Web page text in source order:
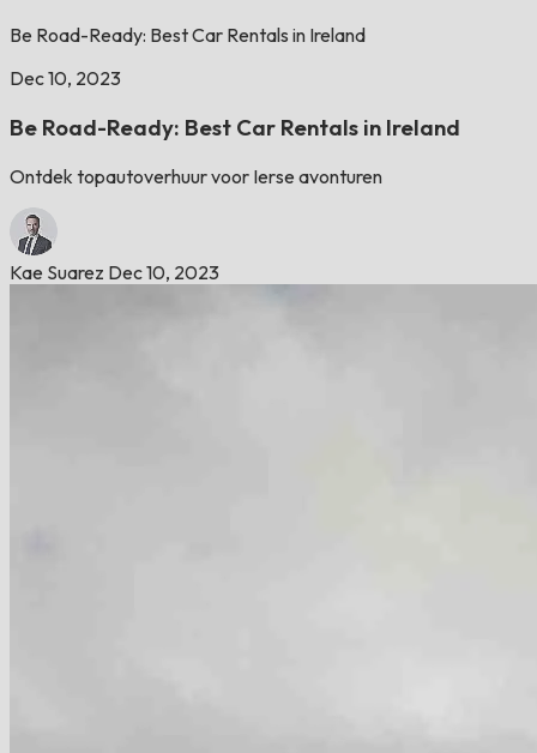
Be Road-Ready: Best Car Rentals in Ireland
Dec 10, 2023
Be Road-Ready: Best Car Rentals in Ireland
Ontdek topautoverhuur voor Ierse avonturen
Kae Suarez Dec 10, 2023